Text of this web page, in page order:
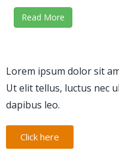
Read More
Lorem ipsum dolor sit
Ut elit tellus, luctus nec
dapibus leo.
Click here